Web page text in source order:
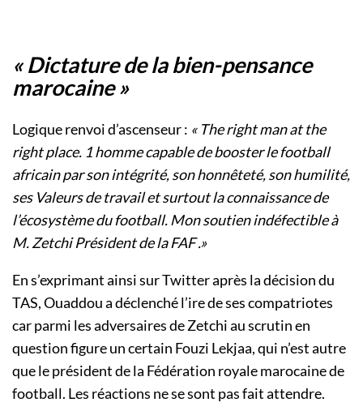
« Dictature de la bien-pensance
marocaine »
Logique renvoi d’ascenseur : « The right man at the
right place. 1 homme capable de booster le football
africain par son intégrité, son honnêteté, son humilité,
ses Valeurs de travail et surtout la connaissance de
l’écosystème du football. Mon soutien indéfectible à
M. Zetchi Président de la FAF .»
En s’exprimant ainsi sur Twitter après la décision du
TAS, Ouaddou a déclenché l’ire de ses compatriotes
car parmi les adversaires de Zetchi au scrutin en
question figure un certain Fouzi Lekjaa, qui n’est autre
que le président de la Fédération royale marocaine de
football. Les réactions ne se sont pas fait attendre.